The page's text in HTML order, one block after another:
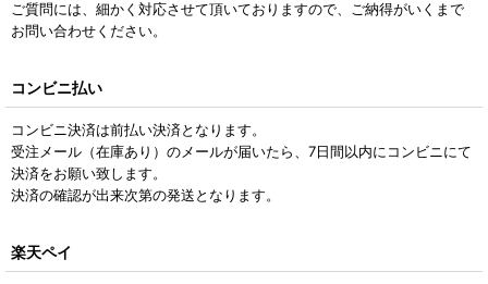
ご質問には、細かく対応させて頂いておりますので、ご納得がいくまで
お問い合わせください。
コンビニ払い
コンビニ決済は前払い決済となります。
受注メール（在庫あり）のメールが届いたら、7日間以内にコンビニにて
決済をお願い致します。
決済の確認が出来次第の発送となります。
楽天ペイ